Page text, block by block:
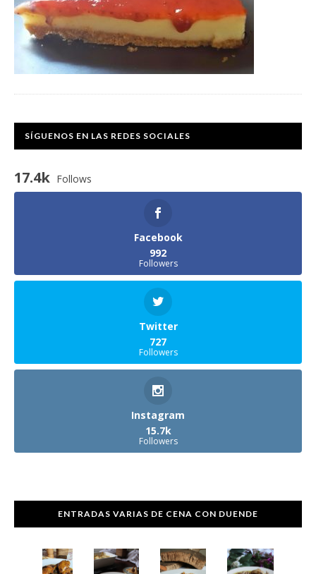
SÍGUENOS EN LAS REDES SOCIALES
17.4k Follows
Facebook
992
Followers
Twitter
727
Followers
Instagram
15.7k
Followers
ENTRADAS VARIAS DE CENA CON DUENDE